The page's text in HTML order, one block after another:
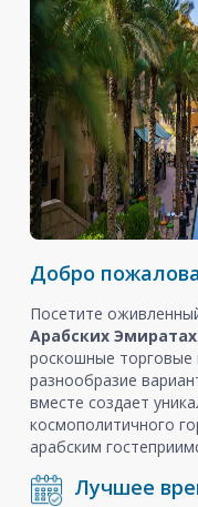
Добро
Посетите
Арабских Эмиратах
роскошные торговые
разнообразие
вместе создает
космополитичного
арабским
Лучшее